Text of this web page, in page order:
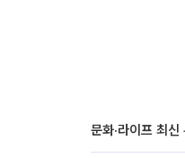
문화·라이프 최신